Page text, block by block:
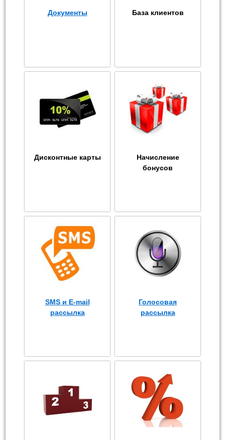
Документы База клиентов
Дисконтные карты
Начисление
бонусов
SMS и E-mail
рассылка
Голосовая
рассылка